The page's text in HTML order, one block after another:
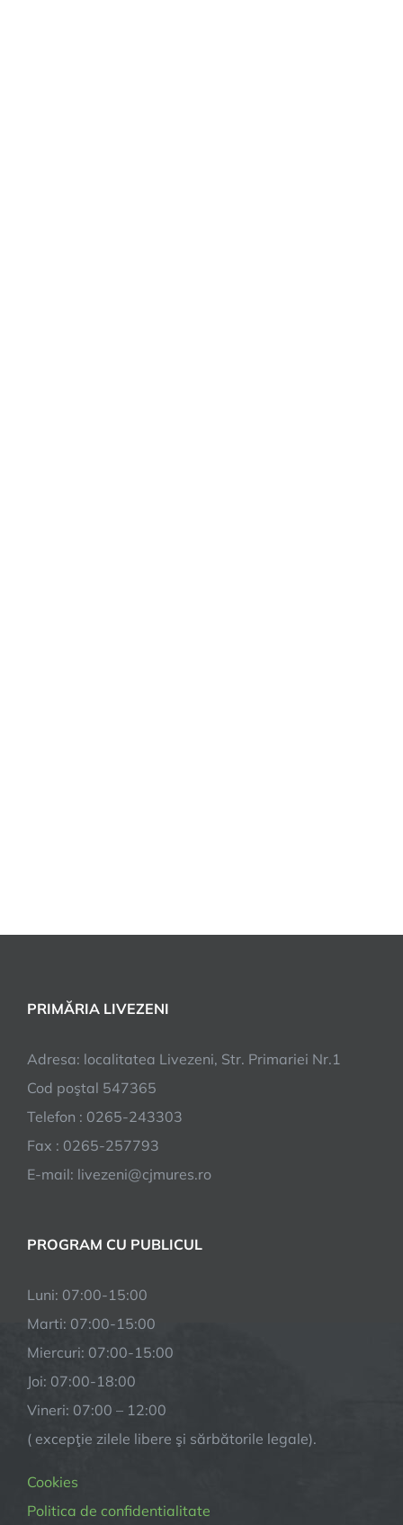
PRIMĂRIA LIVEZENI
Adresa: localitatea Livezeni, Str. Primariei Nr.1
Cod poştal 547365
Telefon : 0265-243303
Fax : 0265-257793
E-mail: livezeni@cjmures.ro
PROGRAM CU PUBLICUL
Luni: 07:00-15:00
Marti: 07:00-15:00
Miercuri: 07:00-15:00
Joi: 07:00-18:00
Vineri: 07:00 – 12:00
( excepţie zilele libere şi sărbătorile legale).
Cookies
Politica de confidentialitate